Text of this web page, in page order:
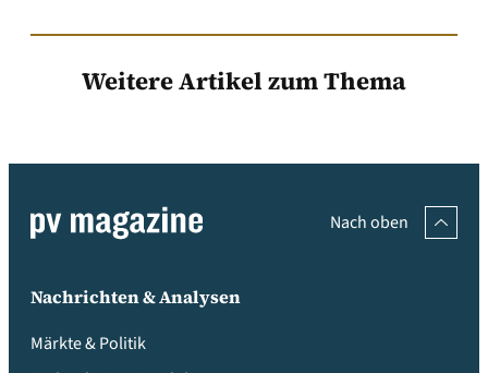
Weitere Artikel zum Thema
Nach oben
Nachrichten & Analysen
Märkte & Politik